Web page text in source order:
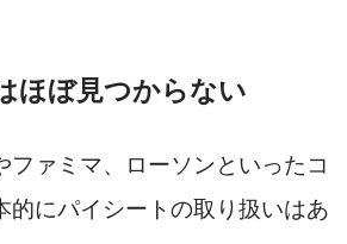
ほぼ見つからない
ファミマ、ローソンといったコ
的にパイシートの取り扱いはあ